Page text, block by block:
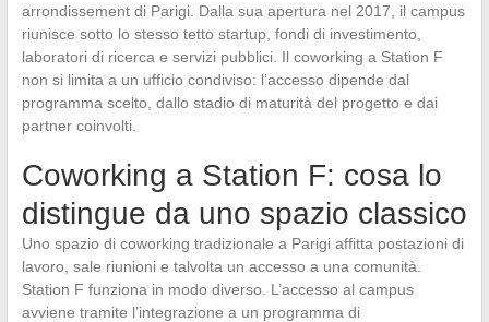
arrondissement di Parigi. Dalla sua apertura nel 2017, il campus
riunisce sotto lo stesso tetto startup, fondi di investimento,
laboratori di ricerca e servizi pubblici. Il coworking a Station F
non si limita a un ufficio condiviso: l’accesso dipende dal
programma scelto, dallo stadio di maturità del progetto e dai
partner coinvolti.
Coworking a Station F: cosa lo
distingue da uno spazio classico
Uno spazio di coworking tradizionale a Parigi affitta postazioni di
lavoro, sale riunioni e talvolta un accesso a una comunità.
Station F funziona in modo diverso. L’accesso al campus
avviene tramite l’integrazione a un programma di